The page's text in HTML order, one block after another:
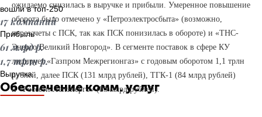
вошли в топ-250
17 компаний
Прибыль
61 млрд р.
1,7 трлн р.
Выручка
Обеспечение комм. услуг
ожидаемо снизилась в выручке и прибыли. Умеренное повышение
оборота было отмечено у «Петроэлектросбыта» (возможно,
перезачеты с ПСК, так как ПСК понизилась в обороте) и «ТНС-
Энерго Великий Новгород». В сегменте поставок в сфере КУ
лидирует «Газпром Межрегионгаз» с годовым оборотом 1,1 трлн
рублей, далее ПСК (131 млрд рублей), ТГК-1 (84 млрд рублей)
и «Россети Ленэнерго» (83 млрд рублей).